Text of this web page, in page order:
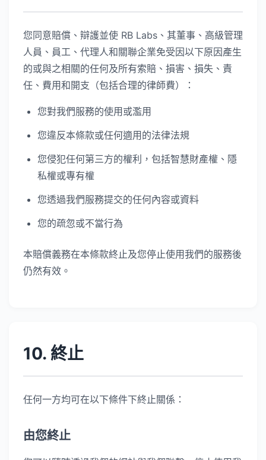
您同意賠償、辯護並使 RB Labs、其董事、高級管理
人員、員工、代理人和關聯企業免受因以下原因產生
的或與之相關的任何及所有索賠、損害、損失、責
任、費用和開支（包括合理的律師費）：
您對我們服務的使用或濫用
您違反本條款或任何適用的法律法規
您侵犯任何第三方的權利，包括智慧財產權、隱
私權或專有權
您透過我們服務提交的任何內容或資料
您的疏忽或不當行為
本賠償義務在本條款終止及您停止使用我們的服務後
仍然有效。
10. 終止
任何一方均可在以下條件下終止關係：
由您終止